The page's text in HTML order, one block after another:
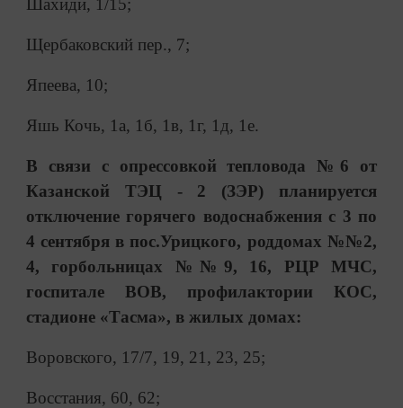
Щербаковский пер., 7;
Япеева, 10;
Яшь Кочь, 1а, 1б, 1в, 1г, 1д, 1е.
В связи с опрессовкой тепловода №6 от
Казанской ТЭЦ - 2 (ЗЭР) планируется
отключение горячего водоснабжения с 3 по
4 сентября в пос.Урицкого, роддомах №№2,
4, горбольницах №№9, 16, РЦР МЧС,
госпитале ВОВ, профилактории КОС,
стадионе «Тасма», в жилых домах:
Воровского, 17/7, 19, 21, 23, 25;
Восстания, 60, 62;